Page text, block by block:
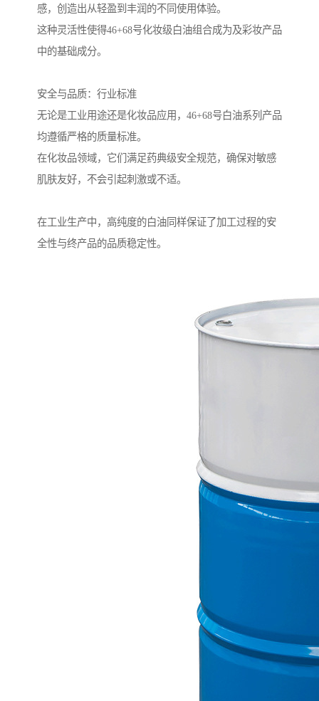
感，创造出从轻盈到丰润的不同使用体验。
这种灵活性使得46+68号化妆级白油组合成为及彩妆产品
中的基础成分。
安全与品质：行业标准
无论是工业用途还是化妆品应用，46+68号白油系列产品
均遵循严格的质量标准。
在化妆品领域，它们满足药典级安全规范，确保对敏感
肌肤友好，不会引起刺激或不适。
在工业生产中，高纯度的白油同样保证了加工过程的安
全性与终产品的品质稳定性。